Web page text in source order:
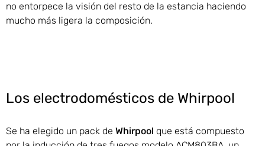
no entorpece la visión del resto de la estancia haciendo
mucho más ligera la composición.
Los electrodomésticos de Whirpool
Se ha elegido un pack de Whirpool que está compuesto